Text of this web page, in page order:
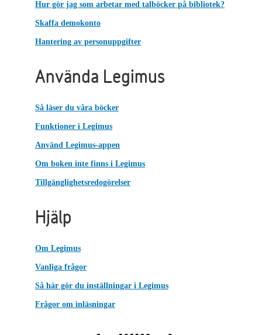
Hur gör jag som arbetar med talböcker på bibliotek?
Skaffa demokonto
Hantering av personuppgifter
Använda Legimus
Så läser du våra böcker
Funktioner i Legimus
Använd Legimus-appen
Om boken inte finns i Legimus
Tillgänglighetsredogörelser
Hjälp
Om Legimus
Vanliga frågor
Så här gör du inställningar i Legimus
Frågor om inläsningar